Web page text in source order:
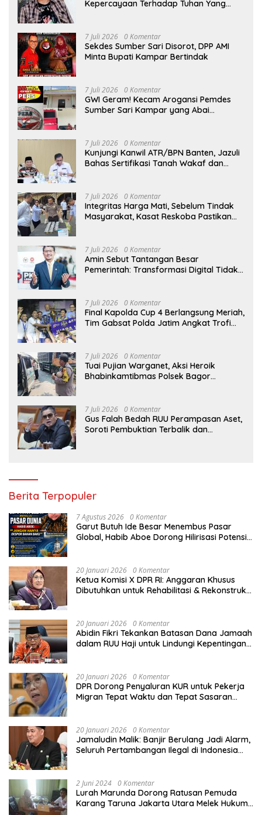
Kepercayaan Terhadap Tuhan Yang
7 Juli 2026 0 Komentar
Sekdes Sumber Sari Disorot, DPP AMI
Minta Bupati Kampar Bertindak
7 Juli 2026 0 Komentar
GWI Geram! Kecam Arogansi Pemdes
Sumber Sari Kampar yang Abai
7 Juli 2026 0 Komentar
Kunjungi Kanwil ATR/BPN Banten, Jazuli
Bahas Sertifikasi Tanah Wakaf dan
7 Juli 2026 0 Komentar
Integritas Harga Mati, Sebelum Tindak
Masyarakat, Kasat Reskoba Pastikan
7 Juli 2026 0 Komentar
Amin Sebut Tantangan Besar
Pemerintah: Transformasi Digital Tidak
7 Juli 2026 0 Komentar
Final Kapolda Cup 4 Berlangsung Meriah,
Tim Gabsat Polda Jatim Angkat Trofi
7 Juli 2026 0 Komentar
Tuai Pujian Warganet, Aksi Heroik
Bhabinkamtibmas Polsek Bagor
7 Juli 2026 0 Komentar
Gus Falah Bedah RUU Perampasan Aset,
Soroti Pembuktian Terbalik dan
Berita Terpopuler
7 Agustus 2026 0 Komentar
Garut Butuh Ide Besar Menembus Pasar
Global, Habib Aboe Dorong Hilirisasi Potensi
20 Januari 2026 0 Komentar
Ketua Komisi X DPR RI: Anggaran Khusus
Dibutuhkan untuk Rehabilitasi & Rekonstruksi
20 Januari 2026 0 Komentar
Abidin Fikri Tekankan Batasan Dana Jamaah
dalam RUU Haji untuk Lindungi Kepentingan
20 Januari 2026 0 Komentar
DPR Dorong Penyaluran KUR untuk Pekerja
Migran Tepat Waktu dan Tepat Sasaran
20 Januari 2026 0 Komentar
Jamaludin Malik: Banjir Berulang Jadi Alarm,
Seluruh Pertambangan Ilegal di Indonesia
2 Juni 2024 0 Komentar
Lurah Marunda Dorong Ratusan Pemuda
Karang Taruna Jakarta Utara Melek Hukum